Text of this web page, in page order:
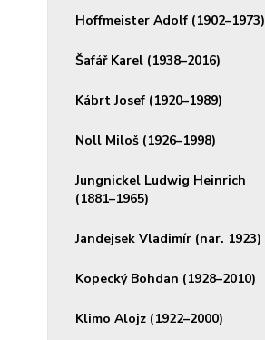
Hoffmeister Adolf (1902–1973)
Šafář Karel (1938–2016)
Kábrt Josef (1920–1989)
Noll Miloš (1926–1998)
Jungnickel Ludwig Heinrich
(1881–1965)
Jandejsek Vladimír (nar. 1923)
Kopecký Bohdan (1928–2010)
Klimo Alojz (1922–2000)